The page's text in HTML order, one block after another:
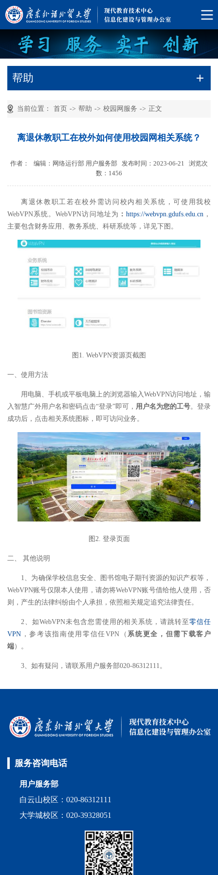
帮助
当前位置： 首页 -> 帮助 -> 校园网服务 -> 正文
离退休教职工在校外如何使用校园网相关系统？
作者： 编辑：网络运行部 用户服务部 发布时间：2023-06-21 浏览次
数： 1456
离退休教职工若在校外需访问校内相关系统，可使用我校
WebVPN系统。WebVPN访问地址为 ： https://webvpn.gdufs.edu.cn ，
主要包含财务应用、教务系统、科研系统等，详见下图。
图1. WebVPN资源页截图
一、使用方法
用电脑、手机或平板电脑上的浏览器输入WebVPN访问地址，输
入智慧广外用户名和密码点击“登录”即可， 用户名为您的工号。登录
成功后，点击相关系统图标，即可访问业务。
图2. 登录页面
二、 其他说明
1、为确保学校信息安全、图书馆电子期刊资源的知识产权等，
WebVPN账号仅限本人使用，请勿将WebVPN账号借给他人使用，否
则，产生的法律纠纷由个人承担，依照相关规定追究法律责任。
2、如WebVPN未包含您需使用的相关系统，请跳转至零信任
VPN ，参考该指南使用零信任VPN（ 系统更全，但需下载客户
端）。
3、如有疑问，请联系用户服务部020-86312111。
服务咨询电话
用户服务部
白云山校区：020-86312111
大学城校区：020-39328051